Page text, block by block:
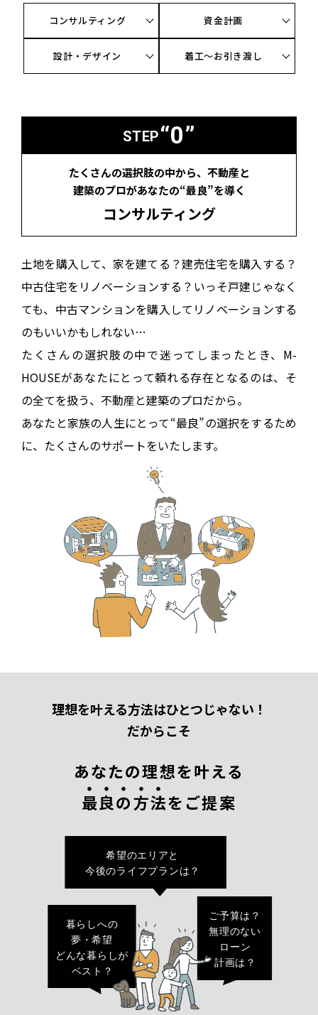
コンサルティング 資金計画
設計・デザイン 着工〜お引き渡し
STEP“0”
たくさんの選択肢の中から、不動産と
建築のプロがあなたの“最良”を導く
コンサルティング
土地を購入して、家を建てる？建売住宅を購入する？
中古住宅をリノベーションする？いっそ戸建じゃなく
ても、 中古マンションを購入してリノベーションする
のもいいかもしれない…
たくさんの選択肢の中で迷ってしまったとき、M-
HOUSEがあなたにとって頼れる存在となるのは、そ
の全てを扱う、不動産と建築のプロだから。
あなたと家族の人生にとって“最良”の選択をするため
に、 たくさんのサポートをいたします。
理想を叶える方法はひとつじゃない！
だからこそ
あなたの理想を叶える
最良の方法をご提案